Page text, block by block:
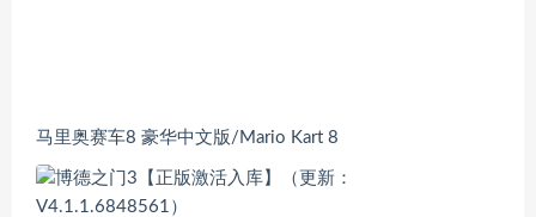
马里奥赛车8 豪华中文版/Mario Kart 8